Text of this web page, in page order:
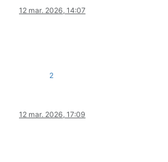
12 mar. 2026, 14:07
2
12 mar. 2026, 17:09